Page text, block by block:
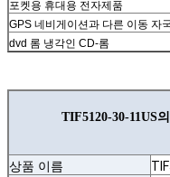
포켓용 휴대용 전자제품
GPS 네비게이션과 다른 이동 자
dvd 롬 냉각인 CD-롬
TIF5120-30-11US
상품 이름